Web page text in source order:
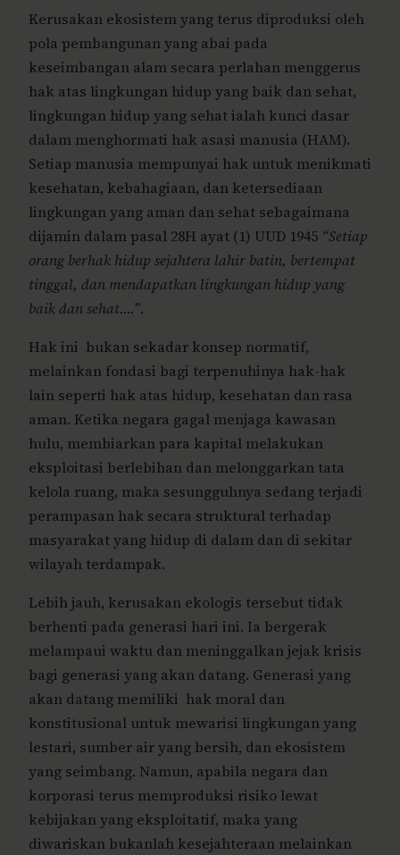
Kerusakan ekosistem yang terus diproduksi oleh
pola pembangunan yang abai pada
keseimbangan alam secara perlahan menggerus
hak atas lingkungan hidup yang baik dan sehat,
lingkungan hidup yang sehat ialah kunci dasar
dalam menghormati hak asasi manusia (HAM).
Setiap manusia mempunyai hak untuk menikmati
kesehatan, kebahagiaan, dan ketersediaan
lingkungan yang aman dan sehat sebagaimana
dijamin dalam pasal 28H ayat (1) UUD 1945 “Setiap
orang berhak hidup sejahtera lahir batin, bertempat
tinggal, dan mendapatkan lingkungan hidup yang
baik dan sehat….”.
Hak ini bukan sekadar konsep normatif,
melainkan fondasi bagi terpenuhinya hak-hak
lain seperti hak atas hidup, kesehatan dan rasa
aman. Ketika negara gagal menjaga kawasan
hulu, membiarkan para kapital melakukan
eksploitasi berlebihan dan melonggarkan tata
kelola ruang, maka sesungguhnya sedang terjadi
perampasan hak secara struktural terhadap
masyarakat yang hidup di dalam dan di sekitar
wilayah terdampak.
Lebih jauh, kerusakan ekologis tersebut tidak
berhenti pada generasi hari ini. Ia bergerak
melampaui waktu dan meninggalkan jejak krisis
bagi generasi yang akan datang. Generasi yang
akan datang memiliki hak moral dan
konstitusional untuk mewarisi lingkungan yang
lestari, sumber air yang bersih, dan ekosistem
yang seimbang. Namun, apabila negara dan
korporasi terus memproduksi risiko lewat
kebijakan yang eksploitatif, maka yang
diwariskan bukanlah kesejahteraan melainkan